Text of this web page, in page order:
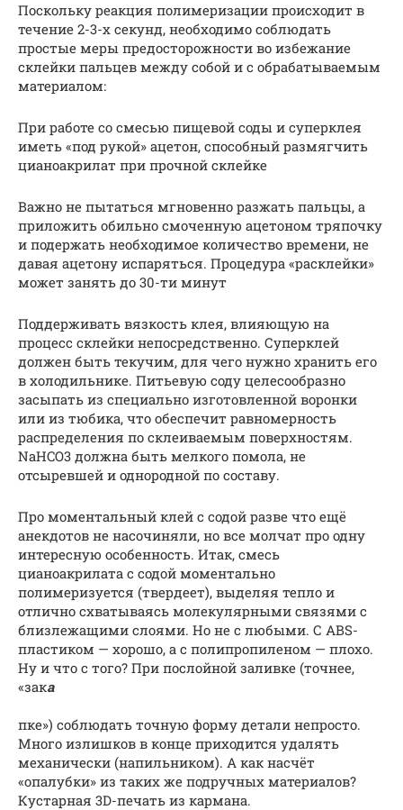
Поскольку реакция полимеризации происходит в
течение 2-3-х секунд, необходимо соблюдать
простые меры предосторожности во избежание
склейки пальцев между собой и с обрабатываемым
материалом:
При работе со смесью пищевой соды и суперклея
иметь «под рукой» ацетон, способный размягчить
цианоакрилат при прочной склейке
Важно не пытаться мгновенно разжать пальцы, а
приложить обильно смоченную ацетоном тряпочку
и подержать необходимое количество времени, не
давая ацетону испаряться. Процедура «расклейки»
может занять до 30-ти минут
Поддерживать вязкость клея, влияющую на
процесс склейки непосредственно. Суперклей
должен быть текучим, для чего нужно хранить его
в холодильнике. Питьевую соду целесообразно
засыпать из специально изготовленной воронки
или из тюбика, что обеспечит равномерность
распределения по склеиваемым поверхностям.
NaHCO3 должна быть мелкого помола, не
отсыревшей и однородной по составу.
Про моментальный клей с содой разве что ещё
анекдотов не насочиняли, но все молчат про одну
интересную особенность. Итак, смесь
цианоакрилата с содой моментально
полимеризуется (твердеет), выделяя тепло и
отлично схватываясь молекулярными связями с
близлежащими слоями. Но не с любыми. С ABS-
пластиком — хорошо, а с полипропиленом — плохо.
Ну и что с того? При послойной заливке (точнее,
«зака
пке») соблюдать точную форму детали непросто.
Много излишков в конце приходится удалять
механически (напильником). А как насчёт
«опалубки» из таких же подручных материалов?
Кустарная 3D-печать из кармана.